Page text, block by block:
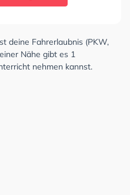
deine Fahrerlaubnis (PKW,
Nähe gibt es 1
nehmen kannst.